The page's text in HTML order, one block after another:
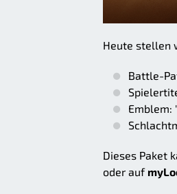
Heute stellen
Battle-
Emblem:
Dieses Paket
oder auf